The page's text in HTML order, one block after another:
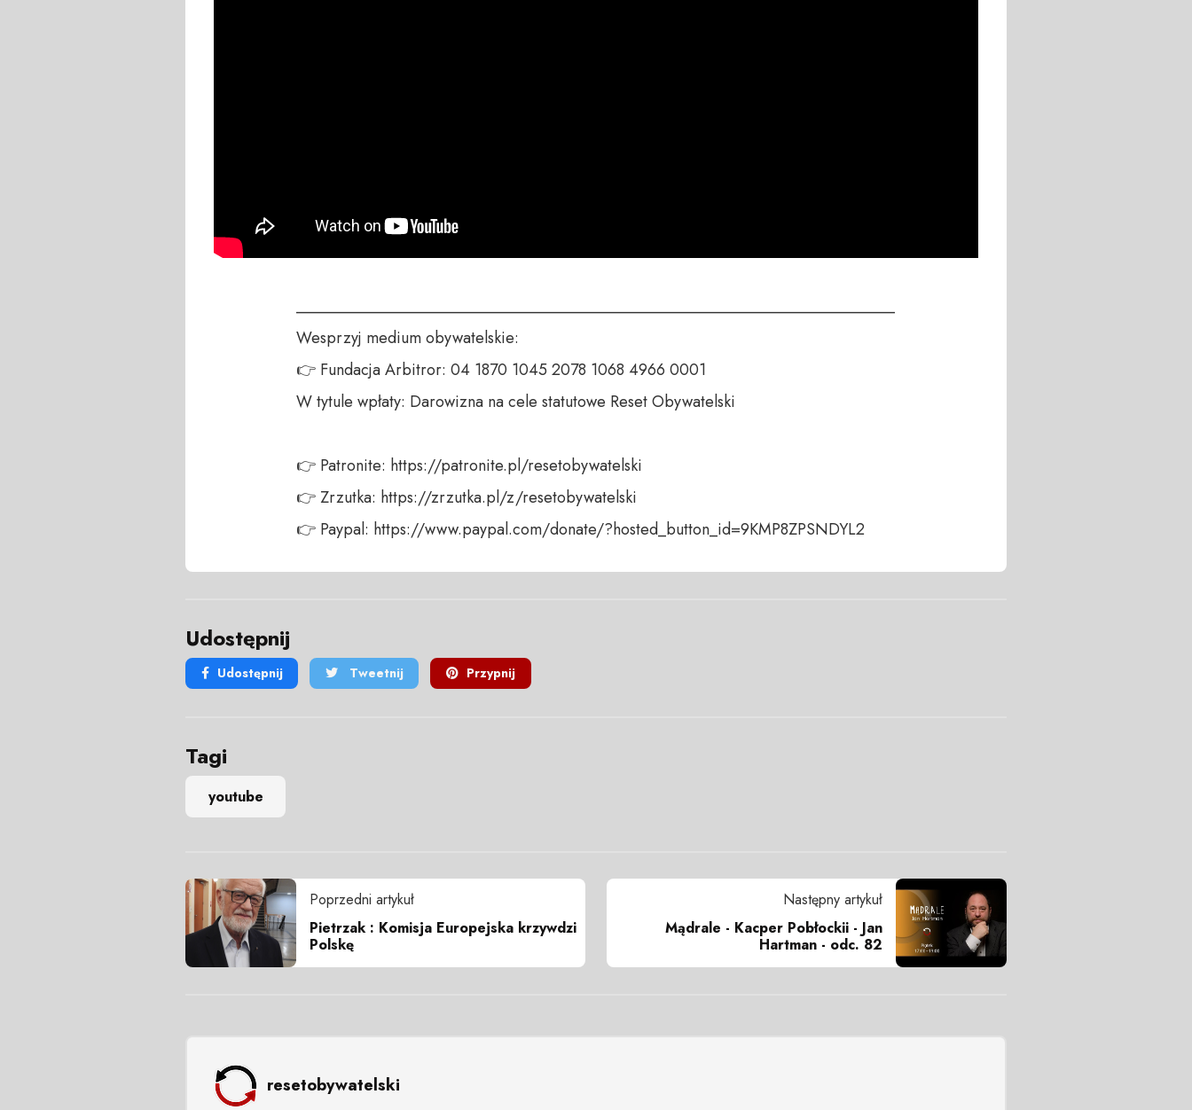
___________________________________________________________________________
Wesprzyj medium obywatelskie:
👉 Fundacja Arbitror: 04 1870 1045 2078 1068 4966 0001
W tytule wpłaty: Darowizna na cele statutowe Reset Obywatelski
👉 Patronite: https://patronite.pl/resetobywatelski
👉 Zrzutka: https://zrzutka.pl/z/resetobywatelski
👉 Paypal: https://www.paypal.com/donate/?hosted_button_id=9KMP8ZPSNDYL2
Udostępnij
Udostępnij Tweetnij Przypnij
Tagi
youtube
Poprzedni artykuł
Pietrzak : Komisja Europejska krzywdzi
Polskę
Następny artykuł
Mądrale - Kacper Pobłockii - Jan
Hartman - odc. 82
resetobywatelski